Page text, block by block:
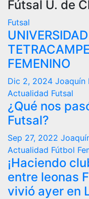
Fútsal U. de
Futsal
FEMENINO
Dic 2, 2024 Joaquín
Actualidad Futsal
¿Qué nos
Futsal?
Sep 27, 2022
Actualidad Fútbol
¡Haciendo
entre leonas
vivió ayer en